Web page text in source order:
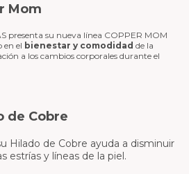
Mom
presenta su nueva línea COPPER MOM
en el bienestar y comodidad de la
a los cambios corporales durante el
de Cobre
Hilado de Cobre ayuda a disminuir
estrías y líneas de la piel.